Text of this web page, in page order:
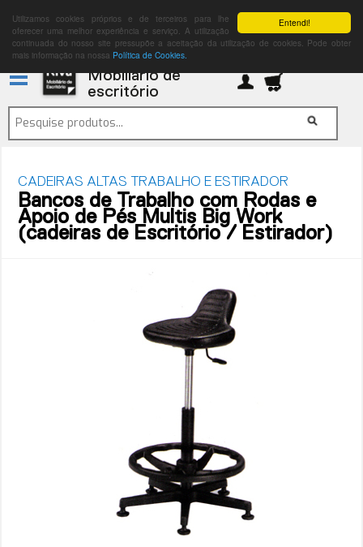
Entendi!
Utilizamos cookies próprios e de terceiros para lhe
oferecer uma melhor experiência e serviço. A utilização
continuada do nosso site pressupõe a aceitação da utilização de cookies. Pode obter
mais informação na nossa Política de Cookies.
Mobiliário de
escritório
CADEIRAS ALTAS TRABALHO E ESTIRADOR
Bancos de Trabalho com Rodas e
Apoio de Pés Multis Big Work
(cadeiras de Escritório / Estirador)